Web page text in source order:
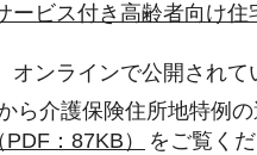
ービス付き高齢者向け住
ンラインで公開されて
介護保険住所地特例
：87KB） をご覧くだ